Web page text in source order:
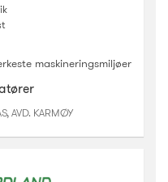
maskineringsmiljøer
AVD. KARMØY